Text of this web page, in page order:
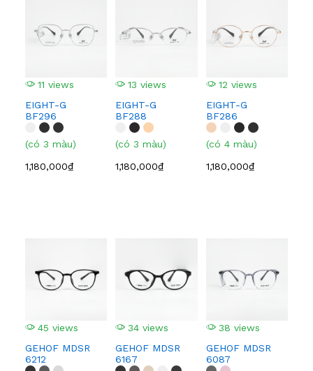
11 views
EIGHT-G
BF296
(có 3 màu)
1,180,000₫
13 views
EIGHT-G
BF288
(có 3 màu)
1,180,000₫
12 views
EIGHT-G
BF286
(có 4 màu)
1,180,000₫
45 views
GEHOF MDSR
6212
34 views
GEHOF MDSR
6167
38 views
GEHOF MDSR
6087